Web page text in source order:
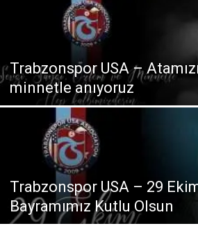
Trabzonspor USA –
minnetle anıyoruz
Trabzonspor USA – 29
Bayramımız Kutlu Olsun